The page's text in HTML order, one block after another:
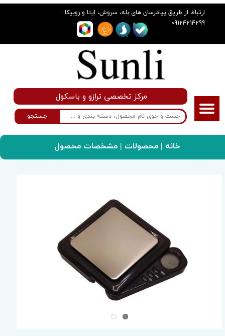
ارتباط از طریق پیامرسان های بله، سروش، ایتا و روبیکا :
09124214299
جستجو
مرکز تخصصی ترازو و باسکول
ترازوی دیجیتال مدل GS_100g
خانه | محصولات | مشخصات محصول